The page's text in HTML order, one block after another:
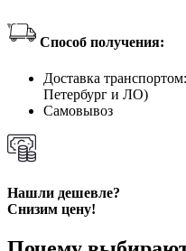
Способ получения:
Доставка
Петербург и ЛО)
Самовывоз
Нашли дешевле?
Снизим цену!